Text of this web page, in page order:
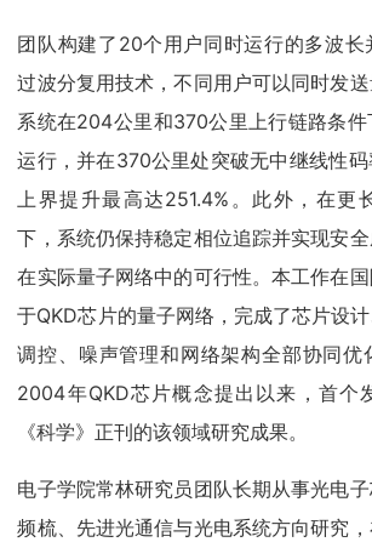
团队构建了20个用户同时运行的多波长
过波分复用技术，不同用户可以同时发送
系统在204公里和370公里上行链路条
运行，并在370公里处突破无中继线性
上界提升最高达251.4%。此外，在更
下，系统仍保持稳定相位追踪并实现安
在实际量子网络中的可行性。本工作在
于QKD芯片的量子网络，完成了芯片设
调控、噪声管理和网络架构全部协同优
2004年QKD芯片概念提出以来，首个
《科学》正刊的该领域研究成果。
电子学院常林研究员团队长期从事光电
频梳、先进光通信与光电系统方向研究